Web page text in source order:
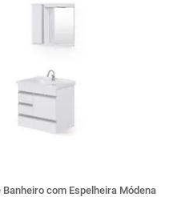
Banheiro com Espelheira Módena